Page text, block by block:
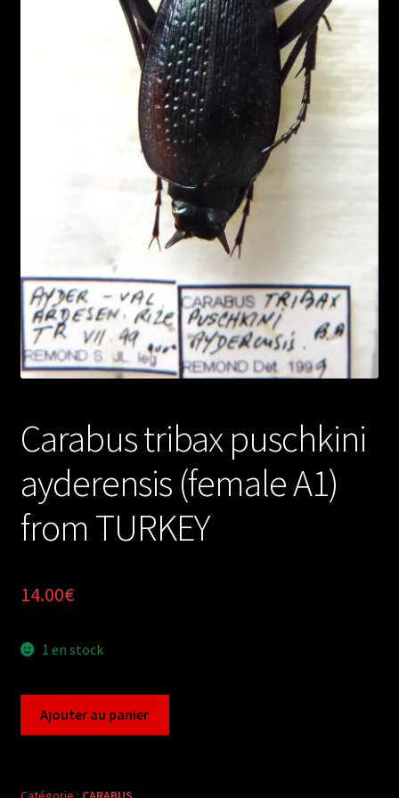
Carabus tribax puschkini
ayderensis (female A1)
from TURKEY
14.00€
1 en stock
puschkini
Ajouter au panier